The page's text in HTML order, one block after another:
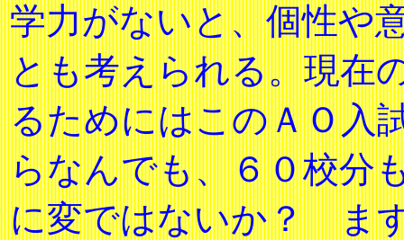
学力がないと、個性や
とも考えられる。現在
るためにはこのＡＯ入
らなんでも、６０校分
に変ではないか？ ま